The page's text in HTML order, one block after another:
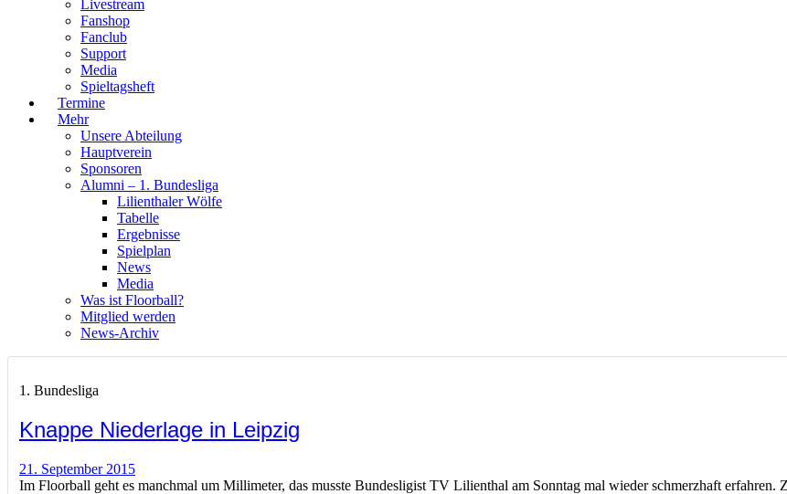
Livestream
Fanshop
Fanclub
Support
Media
Spieltagsheft
Termine
Mehr
Unsere Abteilung
Hauptverein
Sponsoren
Alumni – 1. Bundesliga
Lilienthaler Wölfe
Tabelle
Ergebnisse
Spielplan
News
Media
Was ist Floorball?
Mitglied werden
News-Archiv
1. Bundesliga
Knappe Niederlage in Leipzig
21. September 2015
Im Floorball geht es manchmal um Millimeter, das musste Bundesligist TV Lilienthal am Sonntag mal wieder schmerzhaft